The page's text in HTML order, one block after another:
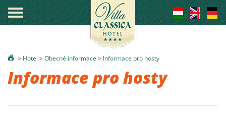
° > Hotel > Obecné informace > Informace pro hosty
Informace pro hosty